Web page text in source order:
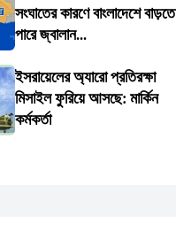
সংঘাতের কারণে বাংলাদেশে বাড়তে
পারে জ্বালান...
ইসরায়েলের অ্যারো প্রতিরক্ষা
মিসাইল ফুরিয়ে আসছে: মার্কিন
কর্মকর্তা